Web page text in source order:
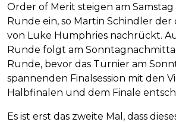
Order of Merit steigen am
Runde ein, so Martin Schindler der
von Luke Humphries nachrückt.
Runde folgt am
Runde, bevor das Turnier am
spannenden Finalsession mit den
Halbfinalen und dem Finale
Es ist erst das zweite Mal, dass